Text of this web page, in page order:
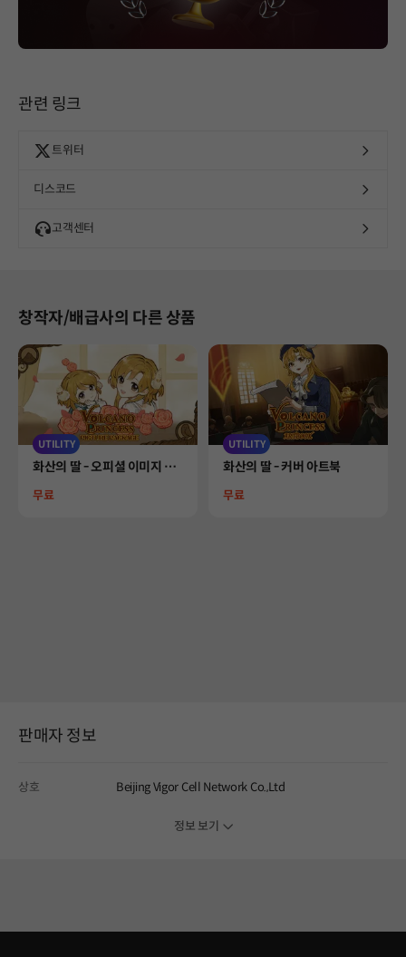
관련 링크
트위터
디스코드
고객센터
창작자/배급사의 다른 상품
UTILITY
Product
화산의 딸 - 오피셜 이미지 패
Price
무료
UTILITY
Product
화산의 딸 - 커버 아트북
Price
무료
판매자 정보
상호 Beijing Vigor Cell Network Co.,Ltd
정보 보기